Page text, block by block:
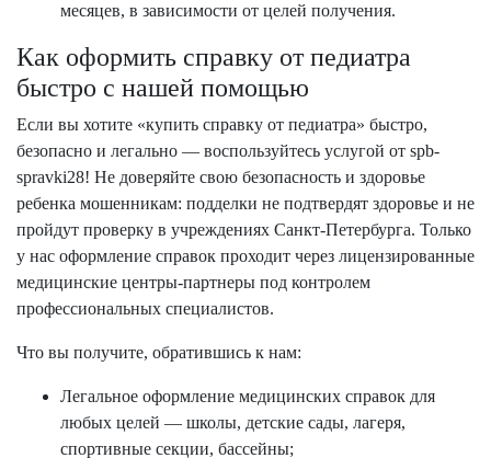
месяцев, в зависимости от целей получения.
Как оформить справку от педиатра
быстро с нашей помощью
Если вы хотите «купить справку от педиатра» быстро,
безопасно и легально — воспользуйтесь услугой от spb-
spravki28! Не доверяйте свою безопасность и здоровье
ребенка мошенникам: подделки не подтвердят здоровье и не
пройдут проверку в учреждениях Санкт-Петербурга. Только
у нас оформление справок проходит через лицензированные
медицинские центры-партнеры под контролем
профессиональных специалистов.
Что вы получите, обратившись к нам:
Легальное оформление медицинских справок для
любых целей — школы, детские сады, лагеря,
спортивные секции, бассейны;